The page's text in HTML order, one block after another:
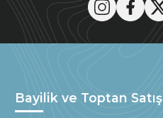
Bayilik ve Toptan Satış